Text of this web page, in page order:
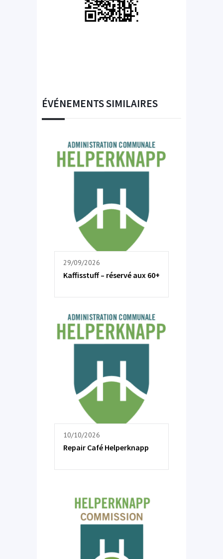
ÉVÉNEMENTS SIMILAIRES
29/09/2026
Kaffisstuff – réservé aux 60+
10/10/2026
Repair Café Helperknapp